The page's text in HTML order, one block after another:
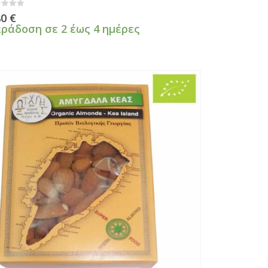
€
σε 2 έως 4 ημέρες